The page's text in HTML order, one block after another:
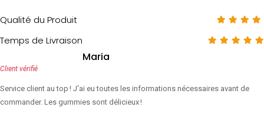
Qualité du Produit
Temps de Livraison
Maria
Client vérifié
Service client au top ! J'ai eu toutes les informations nécessaires avant de
commander. Les gummies sont délicieux !